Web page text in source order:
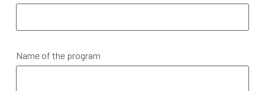
Name of the program